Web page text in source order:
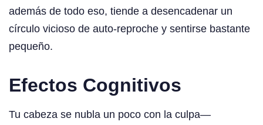
además de todo eso, tiende a desencadenar un
círculo vicioso de auto-reproche y sentirse bastante
pequeño.
Efectos Cognitivos
Tu cabeza se nubla un poco con la culpa—